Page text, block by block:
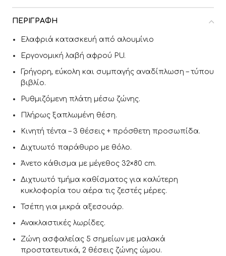
ΠΕΡΙΓΡΑΦΉ
Ελαφριά κατασκευή από αλουμίνιο
Εργονομική λαβή αφρού PU.
Γρήγορη, εύκολη και συμπαγής αναδίπλωση – τύπου
βιβλίο.
Ρυθμιζόμενη πλάτη μέσω ζώνης.
Πλήρως ξαπλωμένη θέση.
Κινητή τέντα – 3 θέσεις + πρόσθετη προσωπίδα.
Διχτυωτό παράθυρο με θόλο.
Άνετο κάθισμα με μέγεθος 32×80 cm.
Διχτυωτό τμήμα καθίσματος για καλύτερη
κυκλοφορία του αέρα τις ζεστές μέρες.
Τσέπη για μικρά αξεσουάρ.
Ανακλαστικές λωρίδες.
Ζώνη ασφαλείας 5 σημείων με μαλακά
προστατευτικά, 2 θέσεις ζώνης ώμου.